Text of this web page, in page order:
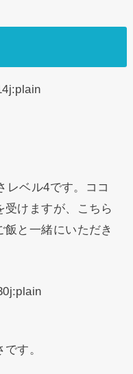
レベル4です。ココ
けますが、こちら
と一緒にいただき
す。